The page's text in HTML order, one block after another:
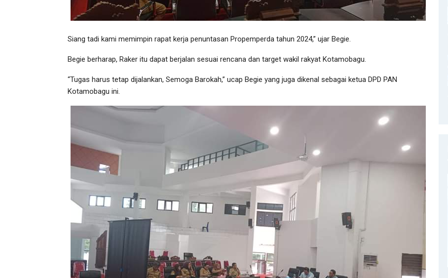
Siang tadi kami memimpin rapat kerja penuntasan Propemperda tahun 2024,” ujar Begie.
Begie berharap, Raker itu dapat berjalan sesuai rencana dan target wakil rakyat Kotamobagu.
“Tugas harus tetap dijalankan, Semoga Barokah,” ucap Begie yang juga dikenal sebagai ketua DPD PAN
Kotamobagu ini.